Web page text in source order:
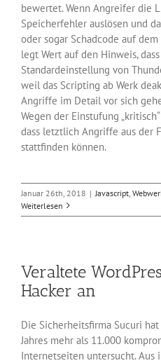
bewertet. Wenn Angreifer die
Speicherfehler auslösen und
oder sogar Schadcode auf
legt Wert auf den Hinweis,
Standardeinstellung von
weil das Scripting ab Werk
Angriffe im Detail vor sich
Wegen der Einstufung
dass letztlich Angriffe aus der
stattfinden können.
Januar 26th, 2018 | Javascript
Weiterlesen
Veraltete
Hacker an
Die Sicherheitsfirma Sucuri
Jahres mehr als 11.000
Internetseiten untersucht. Aus